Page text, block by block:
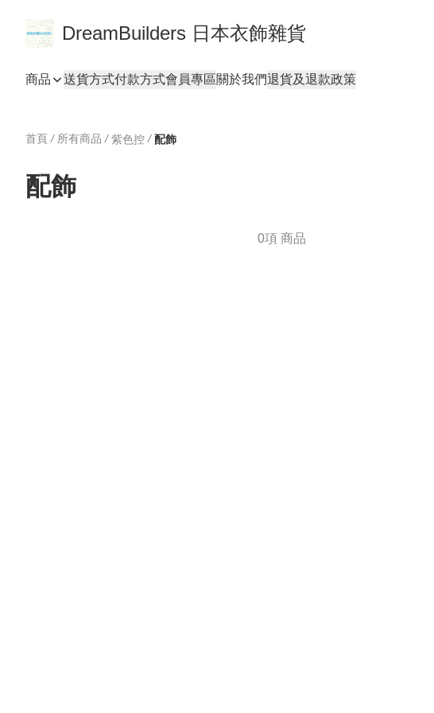
DreamBuilders 日本衣飾雜貨
商品 送貨方式付款方式會員專區關於我們退貨及退款政策
首頁 / 所有商品 / 紫色控 / 配飾
配飾
0項 商品